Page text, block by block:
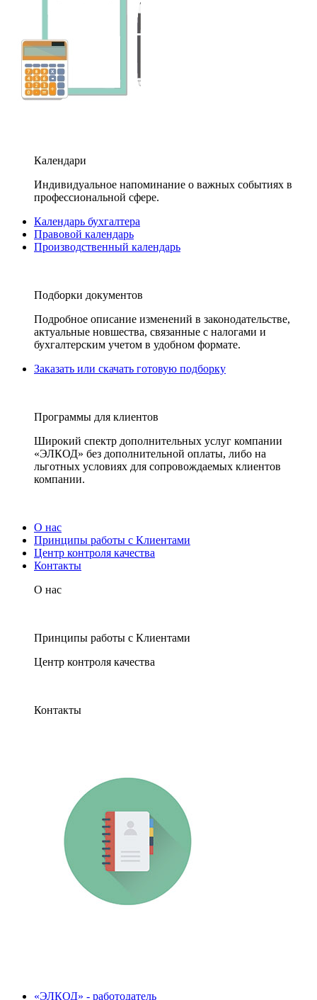
Календари
Индивидуальное напоминание о важных событиях в
профессиональной сфере.
Календарь бухгалтера
Правовой календарь
Производственный календарь
Подборки документов
Подробное описание изменений в законодательстве,
актуальные новшества, связанные с налогами и
бухгалтерским учетом в удобном формате.
Заказать или скачать готовую подборку
Программы для клиентов
Широкий спектр дополнительных услуг компании
«ЭЛКОД» без дополнительной оплаты, либо на
льготных условиях для сопровождаемых клиентов
компании.
О нас
Принципы работы с Клиентами
Центр контроля качества
Контакты
О нас
Принципы работы с Клиентами
Центр контроля качества
Контакты
«ЭЛКОД» - работодатель